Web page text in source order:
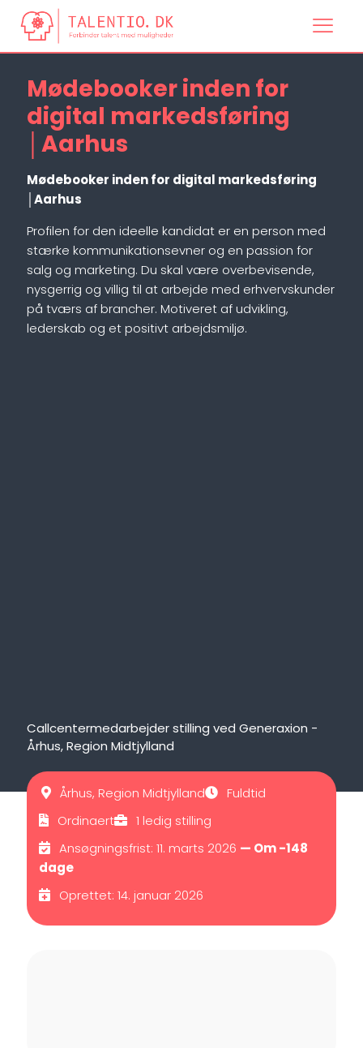
Mødebooker inden for
digital markedsføring
│Aarhus
Mødebooker inden for digital markedsføring
│Aarhus
Profilen for den ideelle kandidat er en person med
stærke kommunikationsevner og en passion for
salg og marketing. Du skal være overbevisende,
nysgerrig og villig til at arbejde med erhvervskunder
på tværs af brancher. Motiveret af udvikling,
lederskab og et positivt arbejdsmiljø.
Callcentermedarbejder stilling ved Generaxion -
Århus, Region Midtjylland
Århus, Region Midtjylland
Fuldtid
Ordinaert
1 ledig stilling
Ansøgningsfrist: 11. marts 2026 — Om -148
dage
Oprettet: 14. januar 2026